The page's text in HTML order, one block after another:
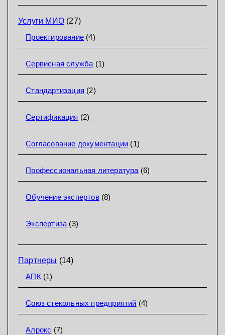
Услуги МИО (27)
Проектирование (4)
Сервисная служба (1)
Стандартизация (2)
Сертификация (2)
Согласование документации (1)
Профессиональная литература (6)
Обучение экспертов(8)
Экспертиза (3)
Партнеры (14)
АПК (1)
Союз стекольных предприятий (4)
Алрокс (7)